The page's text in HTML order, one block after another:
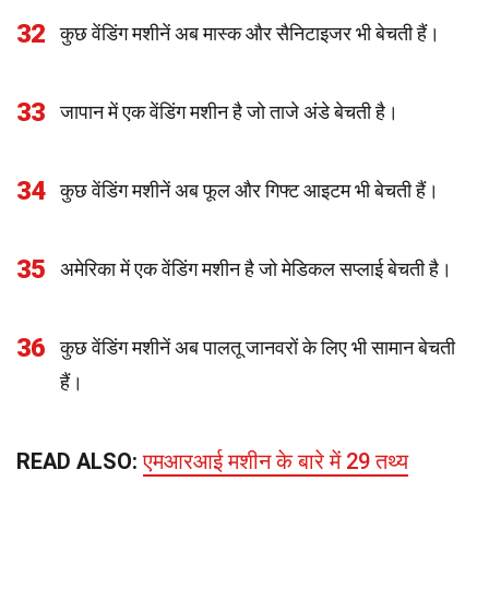
32 कुछ वेंडिंग मशीनें अब मास्क और सैनिटाइजर भी बेचती हैं।
33 जापान में एक वेंडिंग मशीन है जो ताजे अंडे बेचती है।
34 कुछ वेंडिंग मशीनें अब फूल और गिफ्ट आइटम भी बेचती हैं।
35 अमेरिका में एक वेंडिंग मशीन है जो मेडिकल सप्लाई बेचती है।
36
कुछ वेंडिंग मशीनें अब पालतू जानवरों के लिए भी सामान बेचती
हैं।
READ ALSO:एमआरआई मशीन के बारे में 29 तथ्य